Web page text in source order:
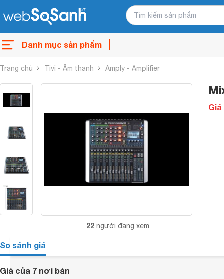
Danh mục sản phẩm
Trang chủ Tivi - Âm thanh Amply - Amplifier
22 người đang xem
Giá
So sánh giá
Giá của 7 nơi bán